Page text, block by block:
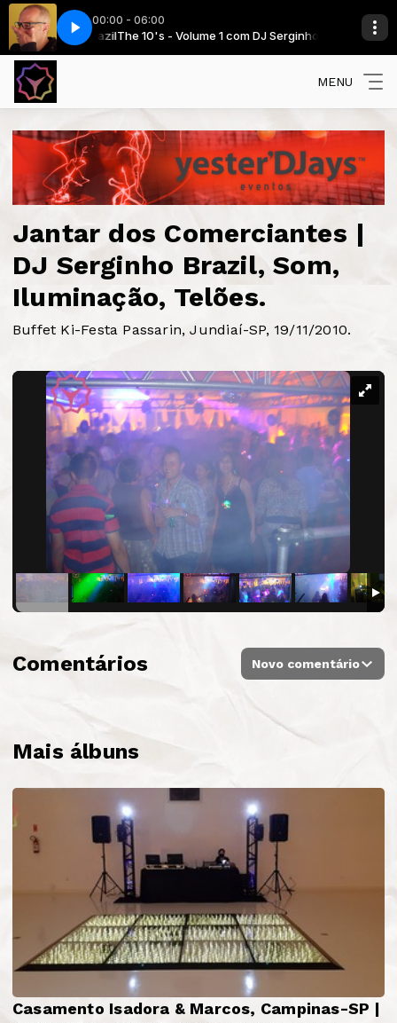
00:00 - 06:00
Brazil The 10's - Volume 1 com DJ Serginho Brazil
It (Extended) Icona Pop Feat Charli XCX - I Love It (Extended)
MENU
Jantar dos Comerciantes |
DJ Serginho Brazil, Som,
Iluminação, Telões.
Buffet Ki-Festa Passarin, Jundiaí-SP, 19/11/2010.
Mais álbuns
Casamento Isadora & Marcos, Campinas-SP |
Comentários Novo comentário